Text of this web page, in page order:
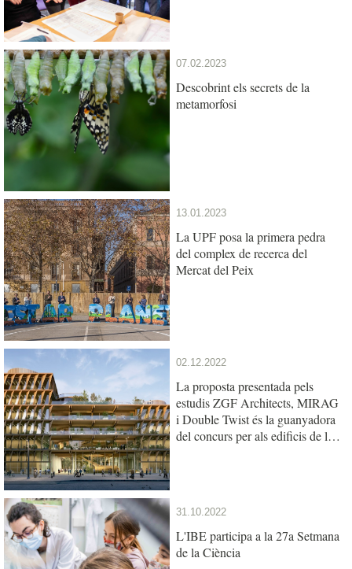
07.02.2023
Descobrint els secrets de la
metamorfosi
13.01.2023
La UPF posa la primera pedra
del complex de recerca del
Mercat del Peix
02.12.2022
La proposta presentada pels
estudis ZGF Architects, MIRAG
i Double Twist és la guanyadora
del concurs per als edificis de la
31.10.2022
L'IBE participa a la 27a Setmana
de la Ciència